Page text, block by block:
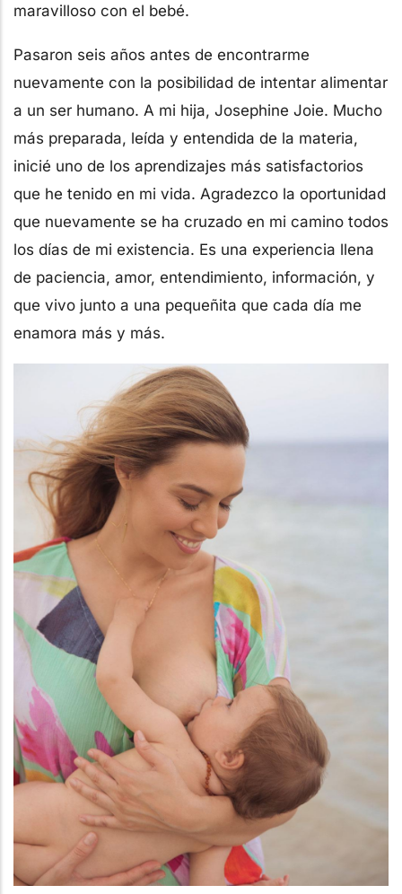
maravilloso con el bebé.
Pasaron seis años antes de encontrarme
nuevamente con la posibilidad de intentar alimentar
a un ser humano. A mi hija, Josephine Joie. Mucho
más preparada, leída y entendida de la materia,
inicié uno de los aprendizajes más satisfactorios
que he tenido en mi vida. Agradezco la oportunidad
que nuevamente se ha cruzado en mi camino todos
los días de mi existencia. Es una experiencia llena
de paciencia, amor, entendimiento, información, y
que vivo junto a una pequeñita que cada día me
enamora más y más.